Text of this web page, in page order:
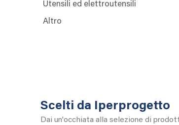
Utensili ed elettroutensili
Altro
Scelti da Iperprogetto
Dai un'occhiata alla selezione di